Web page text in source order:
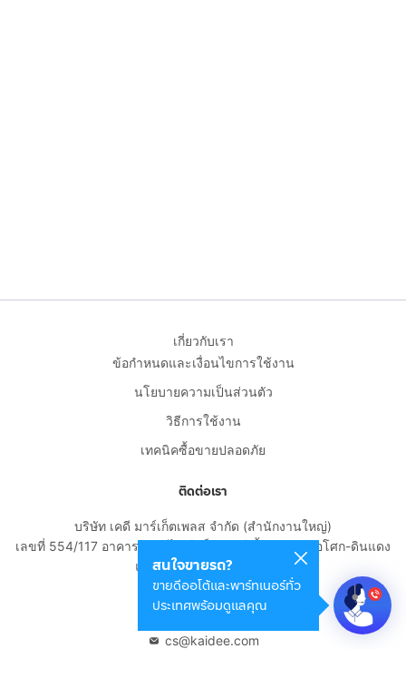
สนใจขายรถ?
ขายดีออโต้และพาร์ทเนอร์ทั่ว
ประเทศพร้อมดูแลคุณ
เกี่ยวกับเรา
ข้อกำหนดและเงื่อนไขการใช้งาน
นโยบายความเป็นส่วนตัว
วิธีการใช้งาน
เทคนิคซื้อขายปลอดภัย
ติดต่อเรา
บริษัท เคดี มาร์เก็ตเพลส จำกัด (สำนักงานใหญ่)
เลขที่ 554/117 อาคารสกายไนน์ เซ็นเตอร์ ชั้น 22 ถนนอโศก-ดินแดง
แขวงดินแดง เขตดินแดง
กรุงเทพมหานคร 10400
cs@kaidee.com